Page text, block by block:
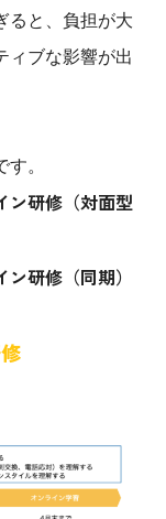
ると、負担が大
ィブな影響が出
。
ン研修（対面型
研修（同期）